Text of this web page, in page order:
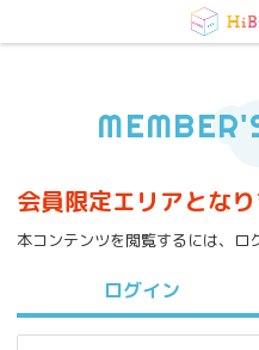
会員限定エリアとな
本コンテンツを閲覧するには、ロ
ログイン